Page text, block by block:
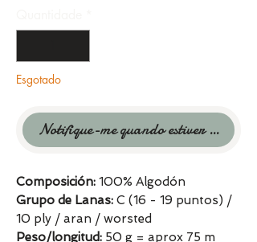
Esgotado
Notifique-me quando estiver disponível
Composición: 100% Algodón
Grupo de Lanas: C (16 - 19 puntos) /
10 ply / aran / worsted
Peso/longitud: 50 g = aprox 75 m